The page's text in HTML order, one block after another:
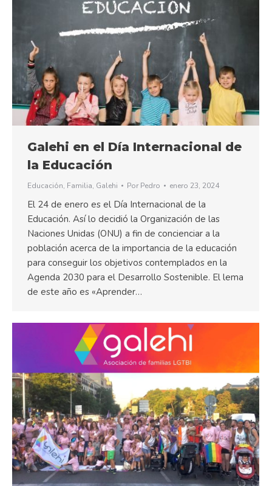
Galehi en el Día Internacional de
la Educación
Educación, Familia, Galehi Por Pedro enero 23, 2024
El 24 de enero es el Día Internacional de la
Educación. Así lo decidió la Organización de las
Naciones Unidas (ONU) a fin de concienciar a la
población acerca de la importancia de la educación
para conseguir los objetivos contemplados en la
Agenda 2030 para el Desarrollo Sostenible. El lema
de este año es «Aprender…